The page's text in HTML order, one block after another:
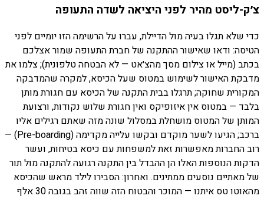
צ׳ק-ליסט מהיר לפני היציאה לשדה התעופה
כדי שלא תגלו בעיה מול הדיילת, עברו על הרשימה הזו יומיים לפני
הטיסה: ודאו שאישור ההתקנה של חברת התעופה שמור אצלכם
בכתב (מייל או צילום מסך מהצ׳אט — לא הבטחה טלפונית); צלמו את
מדבקת האישור לשימוש במטוס שעל הכיסא, למקרה שהמדבקה
המקורית שחוקה; תרגלו בבית התקנה של הכיסא עם חגורת מותן
בלבד — במטוס אין איזופיקס ואין חגורת שלוש נקודות, ורצועת
המותן של המטוס מושחלת במסלול שונה מזה שאתם רגילים אליו
ברכב; הגיעו לשער מוקדם ובקשו עלייה מקדימה (Pre-boarding) —
רוב החברות מאפשרות זאת למשפחות עם כיסא בטיחות, ועשר
הדקות הנוספות האלו הן ההבדל בין התקנה רגועה להתקנה מול תור
של מאתיים נוסעים ממתינים. ואחרון: הסבירו לילד מראש שהכיסא
מהאוטו טס איתנו — המוכר והבטוח הזה שווה זהב בגובה 30 אלף